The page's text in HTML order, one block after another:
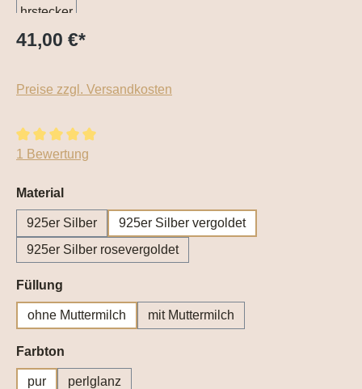
41,00 €*
Preise zzgl. Versandkosten
Durchschnittliche Bewertung von 5 von 5 Sternen
1 Bewertung
Materialauswählen
925er Silber
925er Silber vergoldet
925er Silber rosevergoldet
Füllung
ohne Muttermilch mit Muttermilch
Farbton
pur perlglanz